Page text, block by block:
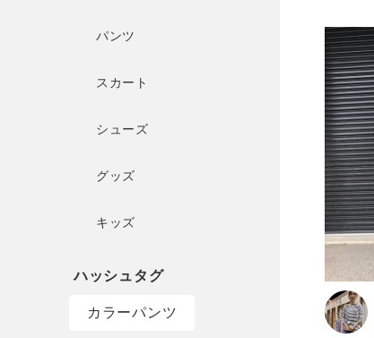
パンツ
スカート
シューズ
グッズ
キッズ
カラーパンツ